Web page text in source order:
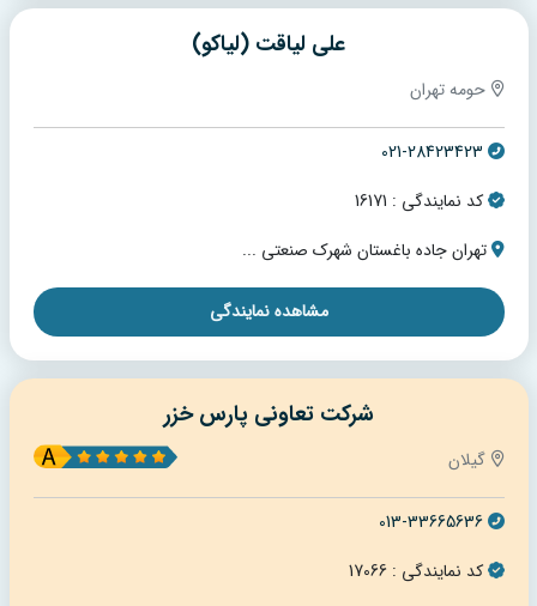
علی لیاقت (لیاکو)
حومه تهران
021-28423423
کد نمایندگی : 16171
تهران جاده باغستان شهرک صنعتی ...
مشاهده نمایندگی
شرکت تعاونی پارس خزر
گیلان
013-33665636
کد نمایندگی : 17066